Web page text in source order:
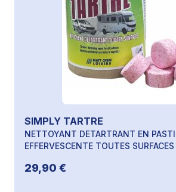
SIMPLY TARTRE
NETTOYANT DETARTRANT EN
EFFERVESCENTE TOUTES SURFACES
29,90 €